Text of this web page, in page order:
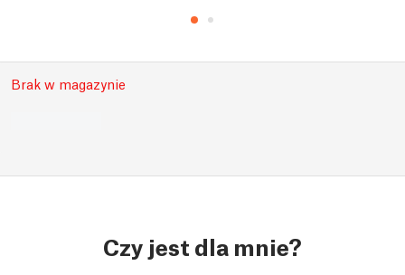
Brak w magazynie
Czy jest dla mnie?